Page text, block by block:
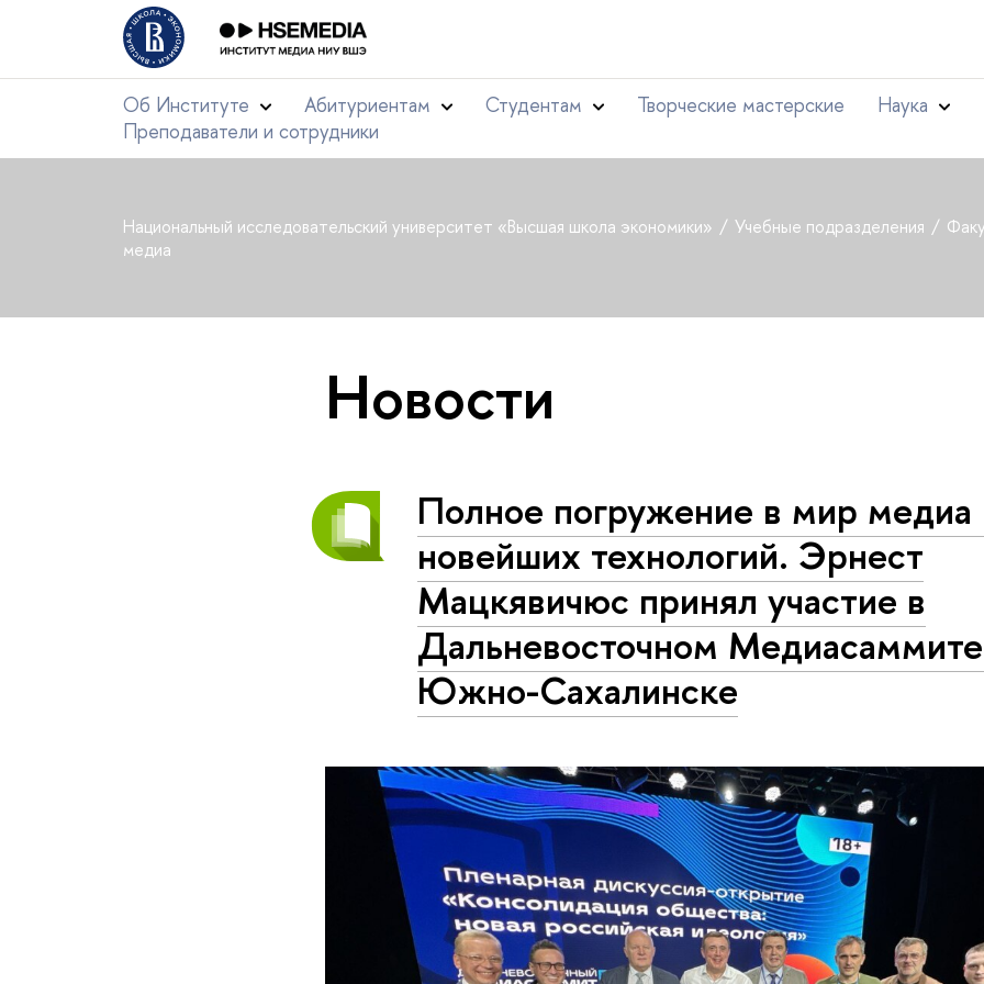
Об Институте Абитуриентам Студентам Творческие мастерские Наука
Преподаватели и сотрудники
Национальный исследовательский университет «Высшая школа экономики» Учебные подразделения
медиа
Новости
Полное погружение в мир медиа
новейших технологий. Эрнест
Мацкявичюс принял участие в
Дальневосточном
Южно-Сахалинске